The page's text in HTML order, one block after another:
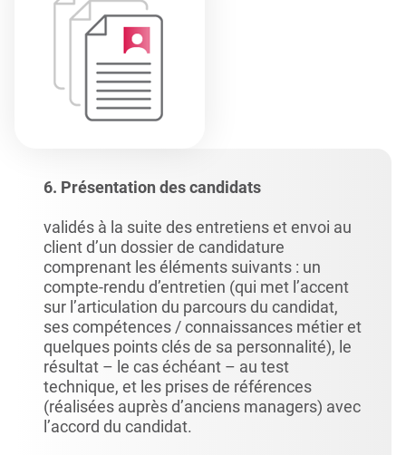
6. Présentation des candidats
validés à la suite des entretiens et envoi au
client d’un dossier de candidature
comprenant les éléments suivants : un
compte-rendu d’entretien (qui met l’accent
sur l’articulation du parcours du candidat,
ses compétences / connaissances métier et
quelques points clés de sa personnalité), le
résultat – le cas échéant – au test
technique, et les prises de références
(réalisées auprès d’anciens managers) avec
l’accord du candidat.